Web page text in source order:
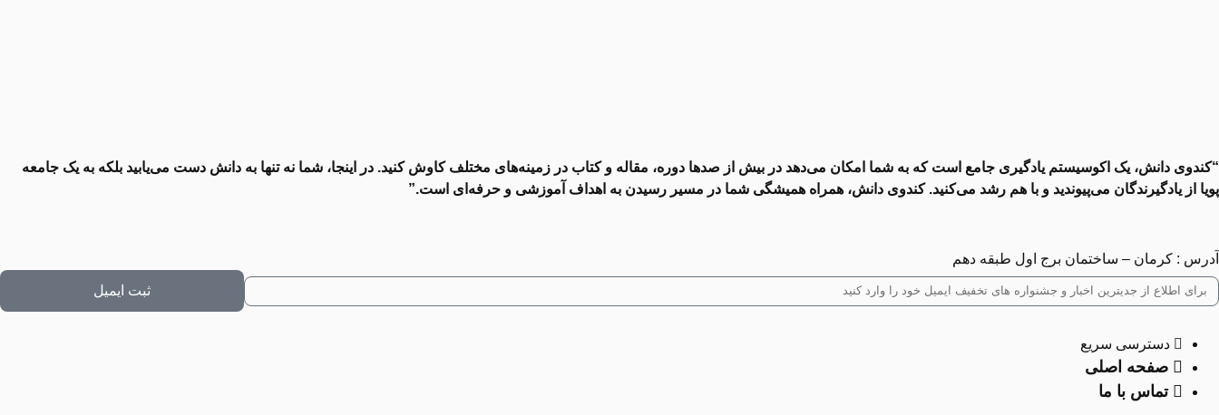
“کندوی دانش، یک اکوسیستم یادگیری جامع است که به شما امکان می‌دهد در بیش از صدها دوره، مقاله و کتاب در زمینه‌های مختلف کاوش کنید. در اینجا، شما نه تنها به دانش دست می‌یابید بلکه به یک جامعه
پویا از یادگیرندگان می‌پیوندید و با هم رشد می‌کنید. کندوی دانش، همراه همیشگی شما در مسیر رسیدن به اهداف آموزشی و حرفه‌ای است.”
آدرس : کرمان – ساختمان برج اول طبقه دهم
ثبت ایمیل
دسترسی سریع
صفحه اصلی
تماس با ما